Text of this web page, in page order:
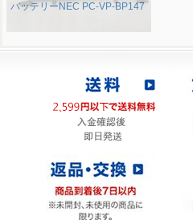
バッテリーNEC PC-VP-BP147